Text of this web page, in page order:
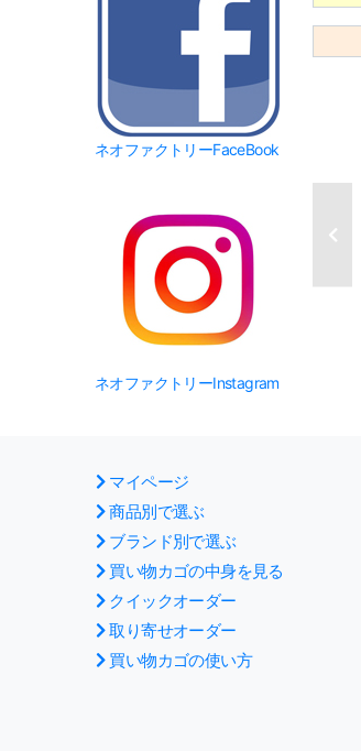
ネオファクトリーFaceBook
ネオファクトリーInstagram
マイページ
商品別で選ぶ
ブランド別で選ぶ
買い物カゴの中身を見る
クイックオーダー
取り寄せオーダー
買い物カゴの使い方